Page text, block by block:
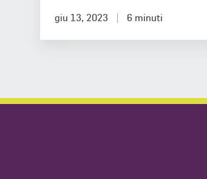
prodotto
ha
giu 13, 2023 6 minuti